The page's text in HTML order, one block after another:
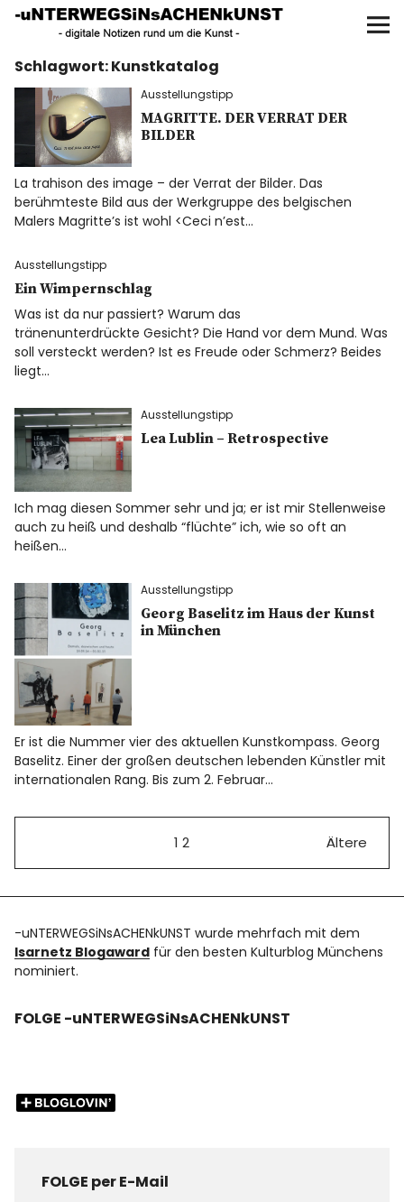
UNTERWEGS IN SACHEN
KUNST
Start
AKTUELLE AUSSTELLUNGEN
KUNSTSPAZIERGÄNGE
ÜBER
UNSER BUCH
f I P
Schlagwort:Kunstkatalog
Ausstellungstipp
MAGRITTE. DER VERRAT DER
BILDER
La trahison des image – der Verrat der Bilder. Das
berühmteste Bild aus der Werkgruppe des belgischen
Malers Magritte’s ist wohl <Ceci n’est…
Ausstellungstipp
Ein Wimpernschlag
Was ist da nur passiert? Warum das
tränenunterdrückte Gesicht? Die Hand vor dem Mund. Was
soll versteckt werden? Ist es Freude oder Schmerz? Beides
liegt…
Ausstellungstipp
Lea Lublin – Retrospective
Ich mag diesen Sommer sehr und ja; er ist mir Stellenweise
auch zu heiß und deshalb “flüchte” ich, wie so oft an
heißen…
Ausstellungstipp
Georg Baselitz im Haus der Kunst
in München
Er ist die Nummer vier des aktuellen Kunstkompass. Georg
Baselitz. Einer der großen deutschen lebenden Künstler mit
internationalen Rang. Bis zum 2. Februar…
1 2 Ältere
-uNTERWEGSiNsACHENkUNST wurde mehrfach mit dem
Isarnetz Blogaward für den besten Kulturblog Münchens
nominiert.
FOLGE -uNTERWEGSiNsACHENkUNST
FOLGE per E-Mail